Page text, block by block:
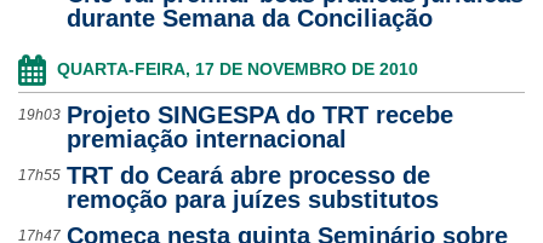
durante Semana da Conciliação
QUARTA-FEIRA, 17 DE NOVEMBRO DE 2010
19h03 Projeto SINGESPA do TRT recebe
premiação internacional
17h55 TRT do Ceará abre processo de
remoção para juízes substitutos
17h47 Começa nesta quinta Seminário sobre